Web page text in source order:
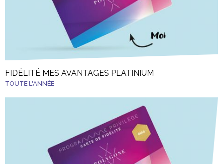
FIDÉLITÉ MES AVANTAGES PLATINIUM
TOUTE L'ANNÉE